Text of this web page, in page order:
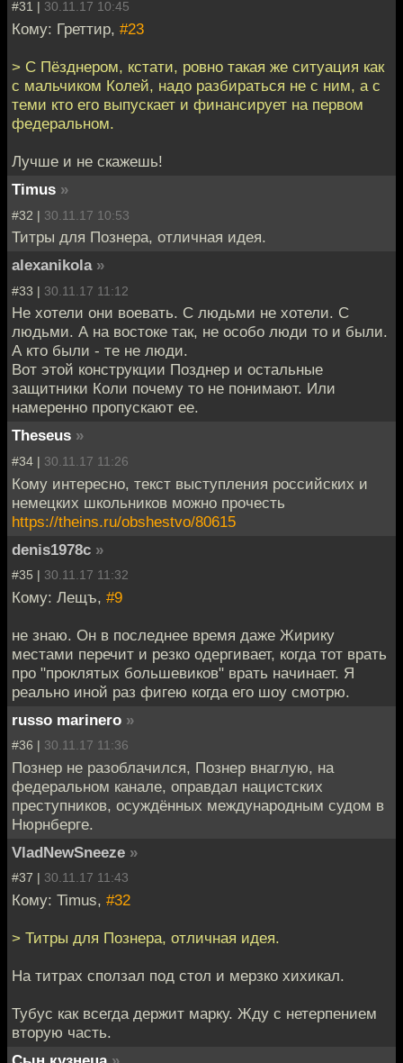
#31 | 30.11.17 10:45
Кому: Греттир, #23
> С Пёзднером, кстати, ровно такая же ситуация как
с мальчиком Колей, надо разбираться не с ним, а с
теми кто его выпускает и финансирует на первом
федеральном.
Лучше и не скажешь!
Timus »
#32 | 30.11.17 10:53
Титры для Познера, отличная идея.
alexanikola »
#33 | 30.11.17 11:12
Не хотели они воевать. С людьми не хотели. С
людьми. А на востоке так, не особо люди то и были.
А кто были - те не люди.
Вот этой конструкции Позднер и остальные
защитники Коли почему то не понимают. Или
намеренно пропускают ее.
Theseus »
#34 | 30.11.17 11:26
Кому интересно, текст выступления российских и
немецких школьников можно прочесть
https://theins.ru/obshestvo/80615
denis1978c »
#35 | 30.11.17 11:32
Кому: Лещъ, #9
не знаю. Он в последнее время даже Жирику
местами перечит и резко одергивает, когда тот врать
про "проклятых большевиков" врать начинает. Я
реально иной раз фигею когда его шоу смотрю.
russo marinero »
#36 | 30.11.17 11:36
Познер не разоблачился, Познер внаглую, на
федеральном канале, оправдал нацистских
преступников, осуждённых международным судом в
Нюрнберге.
VladNewSneeze »
#37 | 30.11.17 11:43
Кому: Timus, #32
> Титры для Познера, отличная идея.
На титрах сползал под стол и мерзко хихикал.
Тубус как всегда держит марку. Жду с нетерпением
вторую часть.